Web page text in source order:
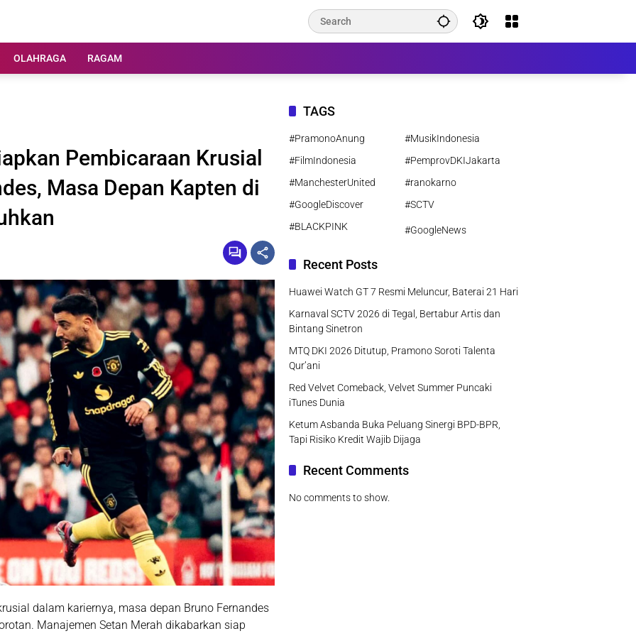
OLAHRAGA RAGAM
Pembicaraan Krusial
Masa Depan Kapten di
dalam kariernya, masa depan Bruno Fernandes
. Manajemen Setan Merah dikabarkan siap
TAGS
#PramonoAnung
#MusikIndonesia
#FilmIndonesia
#PemprovDKIJakarta
#ManchesterUnited
#ranokarno
#GoogleDiscover
#SCTV
#BLACKPINK
#GoogleNews
Recent Posts
Huawei Watch GT 7 Resmi Meluncur, Baterai 21 Hari
Karnaval SCTV 2026 di Tegal, Bertabur Artis dan
Bintang Sinetron
MTQ DKI 2026 Ditutup, Pramono Soroti Talenta
Qur’ani
Red Velvet Comeback, Velvet Summer Puncaki
iTunes Dunia
Ketum Asbanda Buka Peluang Sinergi BPD-BPR,
Tapi Risiko Kredit Wajib Dijaga
Recent Comments
No comments to show.